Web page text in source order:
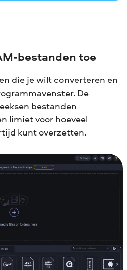
bestanden toe
die je wilt converteren en
De
bestanden
limiet voor hoeveel
kunt overzetten.